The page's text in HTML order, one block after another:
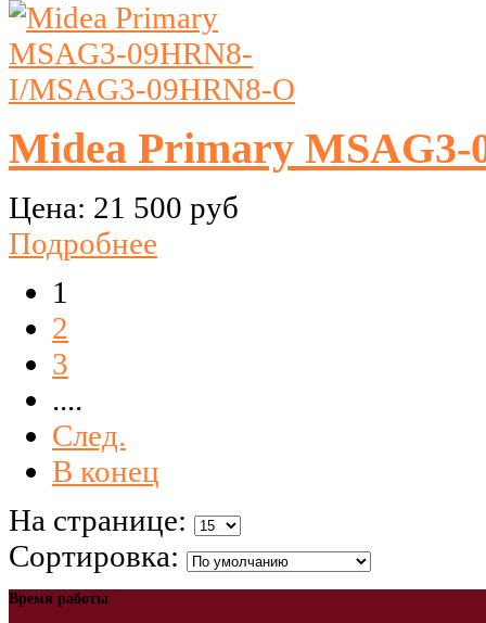
Midea Primary
Цена: 21 500 руб
Подробнее
1
2
3
....
След.
В конец
На странице:
Сортировка:
Время работы